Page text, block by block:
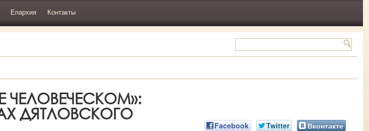
Епархия Контакты
ЧЕЛОВЕЧЕСКОМ»:
ДЯТЛОВСКОГО
Facebook Twitter
Вконтакте